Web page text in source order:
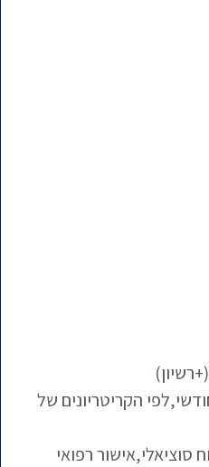
הקריטריונים של
סוציאלי,אישור רפואי